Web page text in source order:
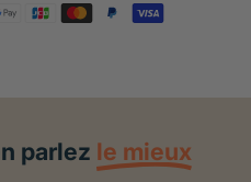
parlez le mieux